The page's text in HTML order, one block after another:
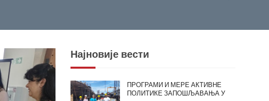
Најновије вести
ПРОГРАМИ И МЕРЕ АКТИВНЕ
ПОЛИТИКЕ ЗАПОШЉАВАЊА У